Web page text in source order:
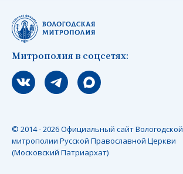
Митрополия в соцсетях:
Мы вконтакте
Мы в telegram
Мы в Макс
© 2014 - 2026 Официальный сайт Вологодской
митрополии Русской Православной Церкви
(Московский Патриархат)